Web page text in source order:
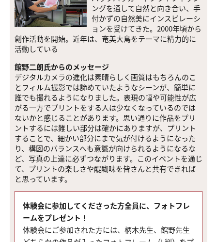
ングを通して自然と向き合い、手
付かずの自然美にインスピレーシ
ョンを受けてきた。2000年頃から
創作活動を開始。近年は、奄美大島をテーマに精力的に
活動している
館野二朗氏からのメッセージ
デジタルカメラの進化は素晴らしく画質はもちろんのこ
とフィルム撮影では諦めていたようなシーンが、簡単に
誰でも撮れるようになりました。表現の幅や可能性が広
がる一方でプリントをする人は少なくなっているのでは
ないかと感じることがあります。思い通りに作品をプリ
ントするには難しい部分は確かにありますが、プリント
することで、細かい部分にまで気が付けるようになった
り、構図のバランスへも意識が向けられるようになるな
ど、写真の上達に必ずつながります。このイベントを通じ
て、プリントの楽しさや醍醐味を皆さんと共有できれば
と思っています。
体験会に参加してくださった方全員に、フォトフレ
ームをプレゼント！
体験会にご参加された方には、柄木先生、館野先生